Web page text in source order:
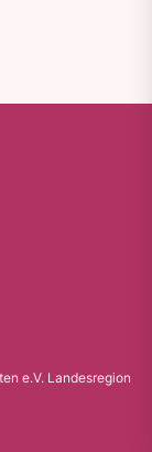
e.V. Landesregion